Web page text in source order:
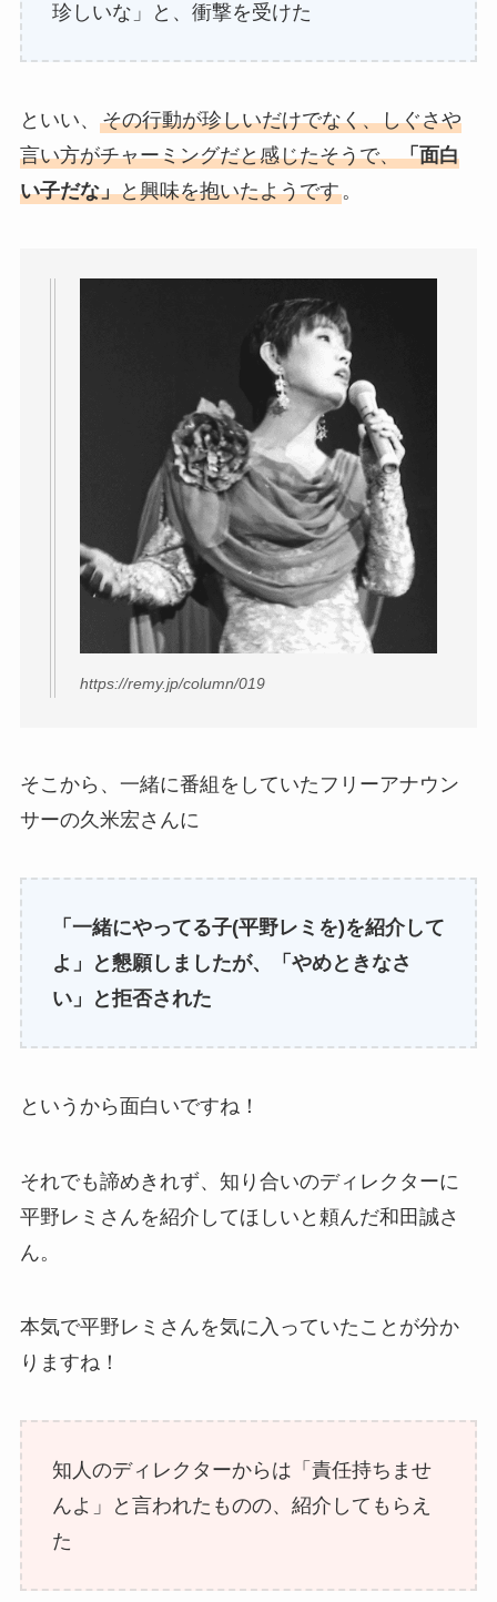
珍しいな」と、衝撃を受けた
といい、 その行動が珍しいだけでなく、しぐさや
言い方がチャーミングだと感じたそうで、「面白
い子だな」と興味を抱いたようです。
https://remy.jp/column/019
そこから、一緒に番組をしていたフリーアナウン
サーの久米宏さんに
「一緒にやってる子(平野レミを)を紹介して
よ 」と懇願しましたが、「やめときなさ
い」と拒否された
というから面白いですね！
それでも諦めきれず、知り合いのディレクターに
平野レミさんを紹介してほしいと頼んだ和田誠さ
ん。
本気で平野レミさんを気に入っていたことが分か
りますね！
知人のディレクターからは「責任持ちませ
んよ」と言われたものの、紹介してもらえ
た